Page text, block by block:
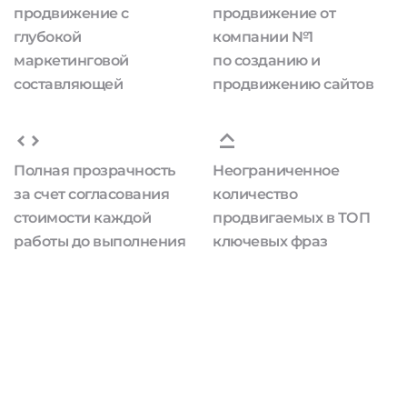
продвижение с
глубокой
маркетинговой
составляющей
продвижение от
компании №1
по созданию и
продвижению сайтов
Полная прозрачность
за счет согласования
стоимости каждой
работы до выполнения
Неограниченное
количество
продвигаемых в ТОП
ключевых фраз